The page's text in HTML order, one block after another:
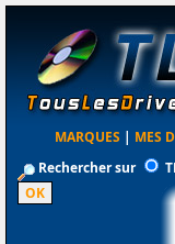
MARQUES | MES
Rechercher sur